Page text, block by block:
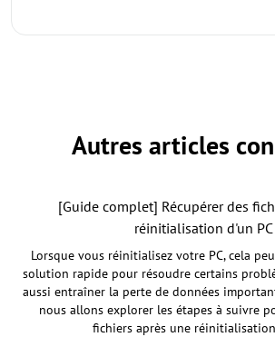
Autres articles
[Guide complet] Récupérer des
réinitialisation d'un PC
Lorsque vous réinitialisez votre PC, cela
solution rapide pour résoudre certains
aussi entraîner la perte de données
nous allons explorer les étapes à suivre
fichiers après une